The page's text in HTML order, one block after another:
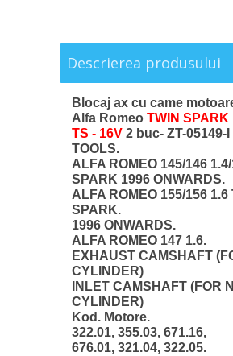
Descrierea produsului
Blocaj ax cu came
Alfa Romeo TWIN SPARK
TS - 16V2 buc- ZT-05149-I
TOOLS.
ALFA ROMEO 145/146
SPARK 1996 ONWARDS.
ALFA ROMEO 155/156 1.6
SPARK.
1996 ONWARDS.
ALFA ROMEO 147 1.6.
EXHAUST CAMSHAFT
CYLINDER)
INLET CAMSHAFT (FOR
CYLINDER)
Kod. Motore.
322.01, 355.03, 671.16,
676.01, 321.04, 322.05.